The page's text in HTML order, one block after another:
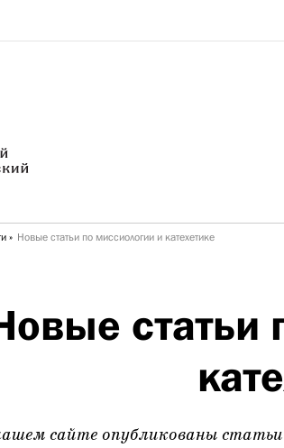
Новые статьи по миссиологии и катехетике
статьи
сайте опубликованы статьи